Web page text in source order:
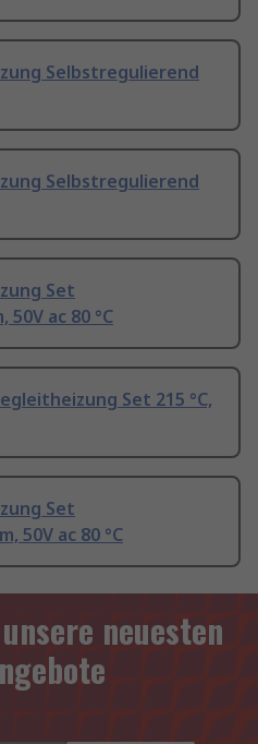
Selbstregulierend
Selbstregulierend
Set
ac 80 °C
Set 215 °C,
Set
50V ac 80 °C
neuesten